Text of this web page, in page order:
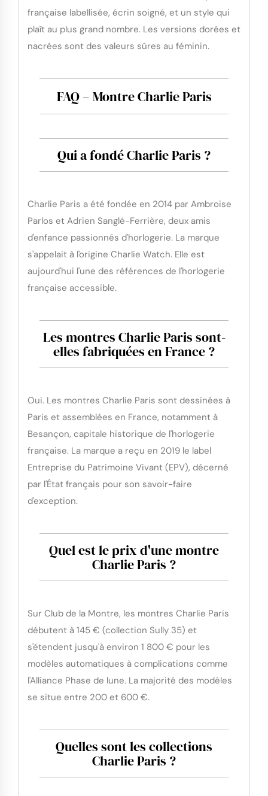
française labellisée, écrin soigné, et un style qui
plaît au plus grand nombre. Les versions dorées et
nacrées sont des valeurs sûres au féminin.
FAQ – Montre Charlie Paris
Qui a fondé Charlie Paris ?
Charlie Paris a été fondée en 2014 par Ambroise
Parlos et Adrien Sanglé-Ferrière, deux amis
d'enfance passionnés d'horlogerie. La marque
s'appelait à l'origine Charlie Watch. Elle est
aujourd'hui l'une des références de l'horlogerie
française accessible.
Les montres Charlie Paris sont-
elles fabriquées en France ?
Oui. Les montres Charlie Paris sont dessinées à
Paris et assemblées en France, notamment à
Besançon, capitale historique de l'horlogerie
française. La marque a reçu en 2019 le label
Entreprise du Patrimoine Vivant (EPV), décerné
par l'État français pour son savoir-faire
d'exception.
Quel est le prix d'une montre
Charlie Paris ?
Sur Club de la Montre, les montres Charlie Paris
débutent à 145 € (collection Sully 35) et
s'étendent jusqu'à environ 1 800 € pour les
modèles automatiques à complications comme
l'Alliance Phase de lune. La majorité des modèles
se situe entre 200 et 600 €.
Quelles sont les collections
Charlie Paris ?